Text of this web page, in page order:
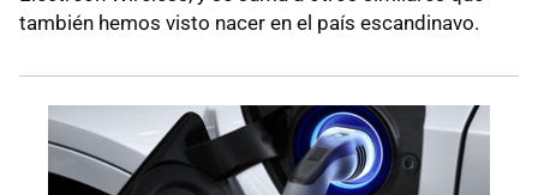
también hemos visto nacer en el país escandinavo.